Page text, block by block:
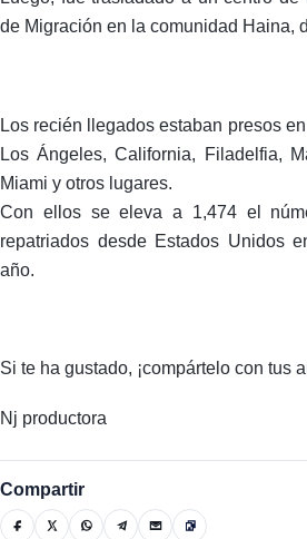
de Migración en la comunidad Haina,
Los recién llegados estaban presos
Los Ángeles, California, Filadelfia,
Miami y otros lugares.
Con ellos se eleva a 1,474 el
repatriados desde Estados Unidos
año.
Si te ha gustado, ¡compártelo con tus
Nj productora
Compartir